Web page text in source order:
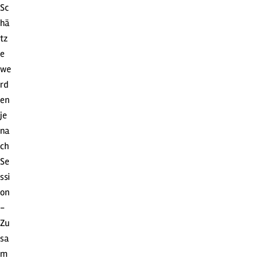
Sc
hä
tz
e
we
rd
en
je
na
ch
Se
ssi
on
-
Zu
sa
m